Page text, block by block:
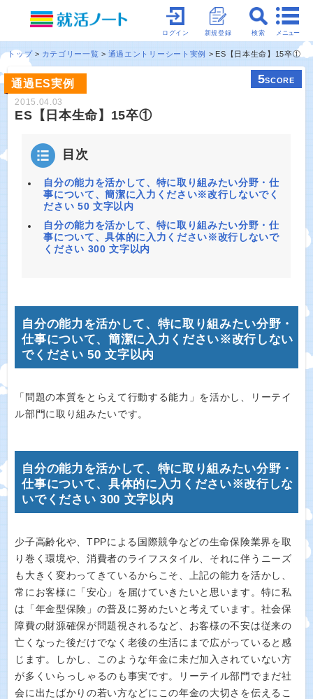
メニュー
検索
新規登録
ログイン
トップ カテゴリー一覧 通過エントリーシート実例 ES【日本生命】15卒①
通過ES実例 5SCORE
2015.04.03
ES【日本生命】15卒①
目次
自分の能力を活かして、特に取り組みたい分野・仕
事について、簡潔に入力ください※改行しないでく
ださい 50 文字以内
自分の能力を活かして、特に取り組みたい分野・仕
事について、具体的に入力ください※改行しないで
ください 300 文字以内
自分の能力を活かして、特に取り組みたい分野・
仕事について、簡潔に入力ください※改行しない
でください 50 文字以内
「問題の本質をとらえて行動する能力」を活かし、リーテイ
ル部門に取り組みたいです。
自分の能力を活かして、特に取り組みたい分野・
仕事について、具体的に入力ください※改行しな
いでください 300 文字以内
少子高齢化や、TPPによる国際競争などの生命保険業界を取
り巻く環境や、消費者のライフスタイル、それに伴うニーズ
も大きく変わってきているからこそ、上記の能力を活かし、
常にお客様に「安心」を届けていきたいと思います。特に私
は「年金型保険」の普及に努めたいと考えています。社会保
障費の財源確保が問題視されるなど、お客様の不安は従来の
亡くなった後だけでなく老後の生活にまで広がっていると感
じます。しかし、このような年金に未だ加入されていない方
が多くいらっしゃるのも事実です。リーテイル部門でまだ社
会に出たばかりの若い方などにこの年金の大切さを伝えるこ